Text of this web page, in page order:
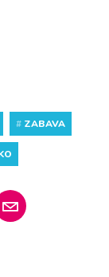
# ZABAVA